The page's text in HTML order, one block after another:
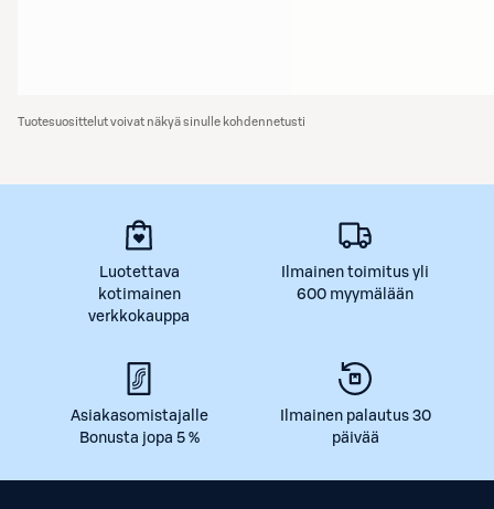
Tuotesuosittelut voivat näkyä sinulle kohdennetusti
Luotettava
kotimainen
verkkokauppa
Ilmainen toimitus yli
600 myymälään
Asiakasomistajalle
Bonusta jopa 5 %
Ilmainen palautus 30
päivää